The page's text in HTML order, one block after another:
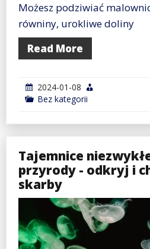
Możesz podziwiać
równiny, urokliwe doliny
Read More
2024-01-08
Bez kategorii
Tajemnice
przyrody - odkryj i
skarby